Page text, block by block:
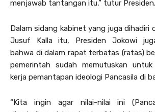
menjawab tantangan itu,” tutur Presiden.
Dalam sidang kabinet yang juga dihadiri
Jusuf Kalla itu, Presiden Jokowi
bahwa di dalam rapat terbatas (ratas)
pemerintah sudah memutuskan
kerja pemantapan ideologi Pancasila di
“Kita ingin agar nilai-nilai ini